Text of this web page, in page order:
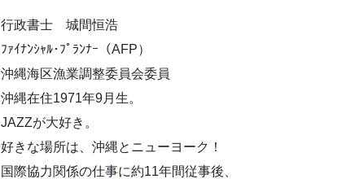
行政書士 城間恒浩
ﾌｧｲﾅﾝｼｬﾙ･ﾌﾟﾗﾝﾅｰ（AFP）
沖縄海区漁業調整委員会委員
沖縄在住1971年9月生。
JAZZが大好き。
好きな場所は、沖縄とニューヨーク！
国際協力関係の仕事に約11年間従事後、